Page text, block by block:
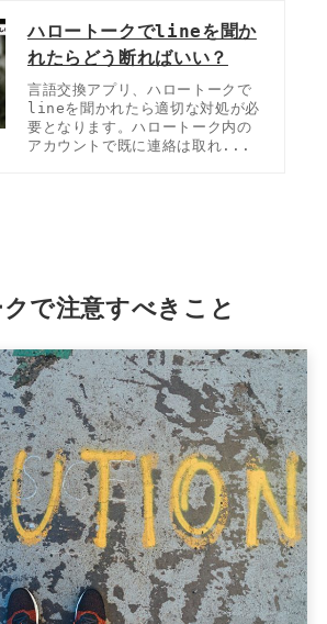
ハロートークでlineを聞か
れたらどう断ればいい？
言語交換アプリ、ハロートークで
lineを聞かれたら適切な対処が必
要となります。ハロートーク内の
アカウントで既に連絡は取れ...
で注意すべきこと